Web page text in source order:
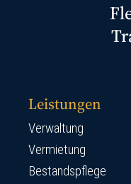
Leistungen
Verwaltung
Vermietung
Bestandspflege